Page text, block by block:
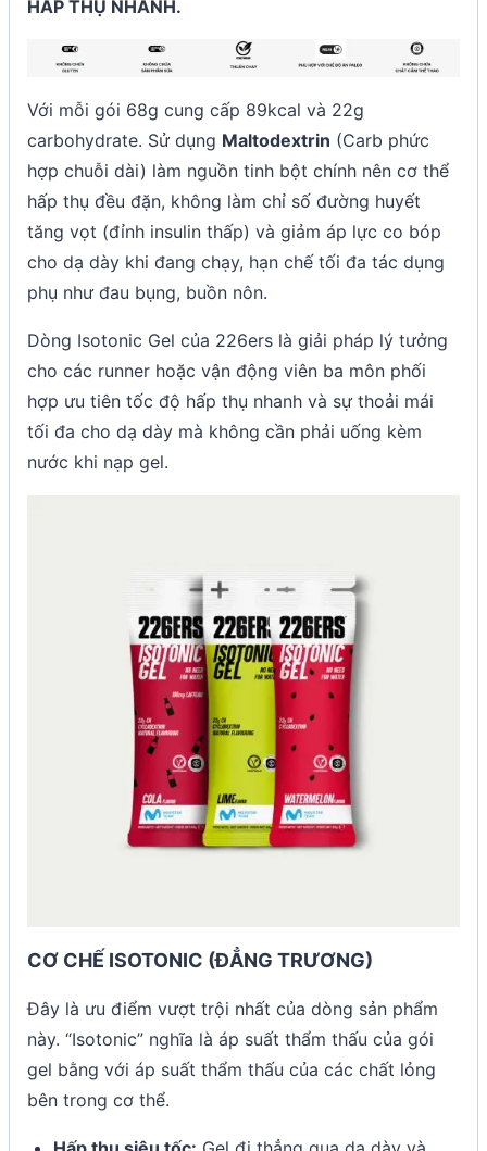
HẤP THỤ NHANH.
Với mỗi gói 68g cung cấp 89kcal và 22g
carbohydrate. Sử dụng Maltodextrin (Carb phức
hợp chuỗi dài) làm nguồn tinh bột chính nên cơ thể
hấp thụ đều đặn, không làm chỉ số đường huyết
tăng vọt (đỉnh insulin thấp) và giảm áp lực co bóp
cho dạ dày khi đang chạy, hạn chế tối đa tác dụng
phụ như đau bụng, buồn nôn.
Dòng Isotonic Gel của 226ers là giải pháp lý tưởng
cho các runner hoặc vận động viên ba môn phối
hợp ưu tiên tốc độ hấp thụ nhanh và sự thoải mái
tối đa cho dạ dày mà không cần phải uống kèm
nước khi nạp gel.
CƠ CHẾ ISOTONIC (ĐẲNG TRƯƠNG)
Đây là ưu điểm vượt trội nhất của dòng sản phẩm
này. “Isotonic” nghĩa là áp suất thẩm thấu của gói
gel bằng với áp suất thẩm thấu của các chất lỏng
bên trong cơ thể.